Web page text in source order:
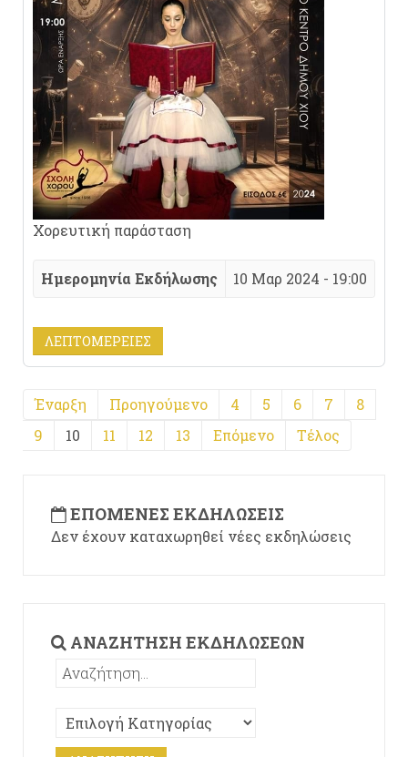
Χορευτική παράσταση
Ημερομηνία Εκδήλωσης 10 Μαρ 2024 - 19:00
ΛΕΠΤΟΜΈΡΕΙΕΣ
Έναρξη Προηγούμενο 4 5 6 7
8
9
10 11 12 13 Επόμενο Τέλος
ΕΠΌΜΕΝΕΣ ΕΚΔΗΛΏΣΕΙΣ
Δεν έχουν καταχωρηθεί νέες εκδηλώσεις
ΑΝΑΖΉΤΗΣΗ ΕΚΔΗΛΏΣΕΩΝ